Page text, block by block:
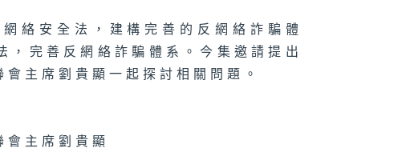
絡安全法，建構完善的反網絡詐騙體
，完善反網絡詐騙體系。今集邀請提出
主席劉貴顯一起探討相關問題。
主席劉貴顯